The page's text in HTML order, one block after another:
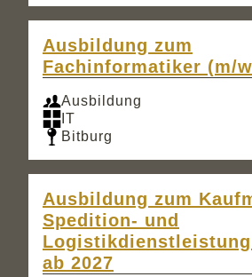
Ausbildung zum
Fachinformatiker (m/
Ausbildung
IT
Bitburg
Ausbildung zum
Spedition- und
ab 2027